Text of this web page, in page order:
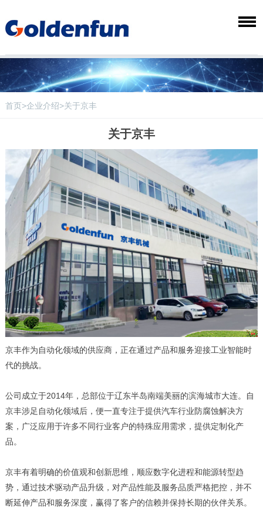
首页>企业介绍>关于京丰
关于京丰
京丰作为自动化领域的供应商，正在通过产品和服务迎接工业智能时
代的挑战。
公司成立于2014年，总部位于辽东半岛南端美丽的滨海城市大连。自
京丰涉足自动化领域后，便一直专注于提供汽车行业防腐蚀解决方
案，广泛应用于许多不同行业客户的特殊应用需求，提供定制化产
品。
京丰有着明确的价值观和创新思维，顺应数字化进程和能源转型趋
势，通过技术驱动产品升级，对产品性能及服务品质严格把控，并不
断延伸产品和服务深度，赢得了客户的信赖并保持长期的伙伴关系。